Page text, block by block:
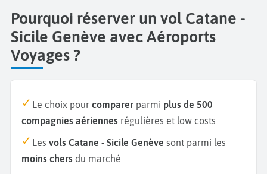
Pourquoi réserver un vol Catane -
Sicile Genève avec Aéroports
Voyages ?
Le choix pour comparer parmi plus de 500
compagnies aériennes régulières et low costs
Les vols Catane - Sicile Genève sont parmi les
moins chers du marché